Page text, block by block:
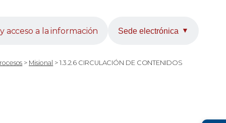
acceso a la información Sede electrónica ▼
> Misional > 1.3.2.6 CIRCULACIÓN DE CONTENIDOS